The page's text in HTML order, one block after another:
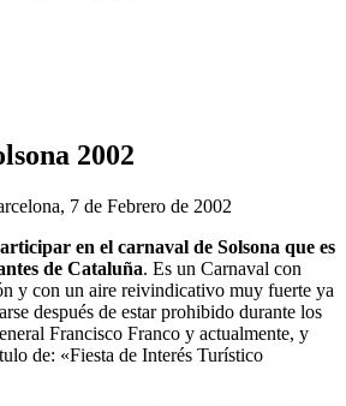
2002
7 de Febrero de 2002
en el carnaval de Solsona que es
de Cataluña. Es un Carnaval con
y con un aire reivindicativo muy fuerte ya
después de estar prohibido durante los
Francisco Franco y actualmente, y
de: «Fiesta de Interés Turístico